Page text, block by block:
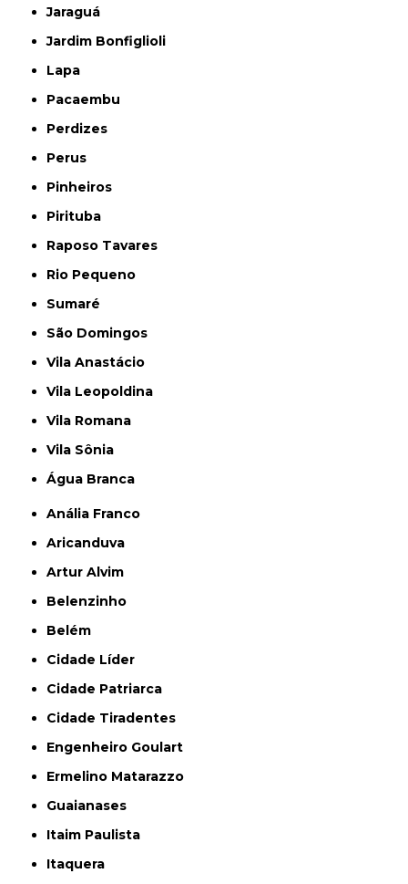
Jaraguá
Jardim Bonfiglioli
Lapa
Pacaembu
Perdizes
Perus
Pinheiros
Pirituba
Raposo Tavares
Rio Pequeno
Sumaré
São Domingos
Vila Anastácio
Vila Leopoldina
Vila Romana
Vila Sônia
Água Branca
Anália Franco
Aricanduva
Artur Alvim
Belenzinho
Belém
Cidade Líder
Cidade Patriarca
Cidade Tiradentes
Engenheiro Goulart
Ermelino Matarazzo
Guaianases
Itaim Paulista
Itaquera